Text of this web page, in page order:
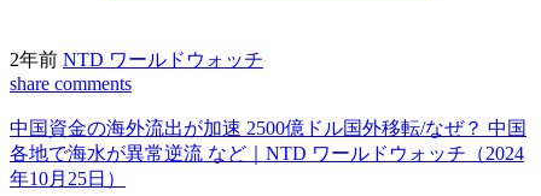
2年前 NTD ワールドウォッチ
share comments
中国資金の海外流出が加速 2500億ドル国外移転/なぜ？ 中国
各地で海水が異常逆流 など｜NTD ワールドウォッチ（2024
年10月25日）